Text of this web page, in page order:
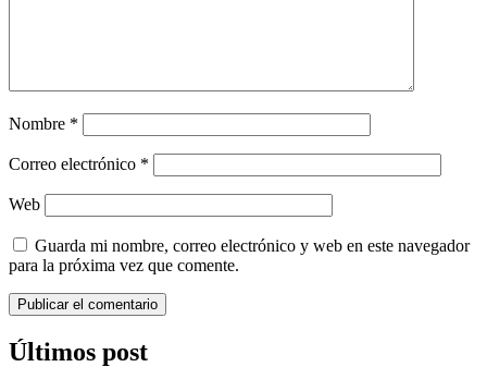
Nombre *
Correo electrónico *
Web
Guarda mi nombre, correo electrónico y web en este navegador
para la próxima vez que comente.
Últimos post